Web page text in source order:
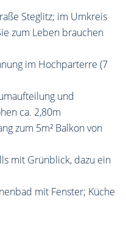
Steglitz; im Umkreis
zum Leben brauchen
im Hochparterre (7
und
ca. 2,80m
zum 5m² Balkon von
mit Grünblick, dazu ein
mit Fenster; Küche